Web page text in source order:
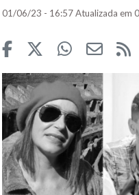
01/06/23 - 16:57Atualizada em